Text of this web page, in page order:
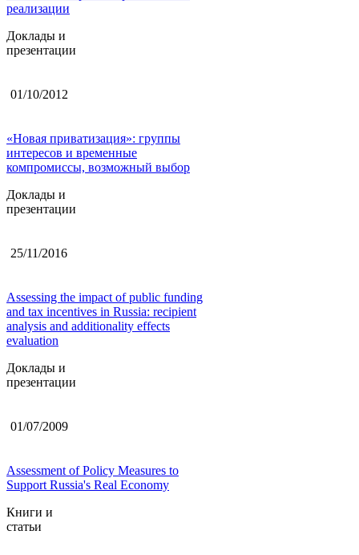
реализации
Доклады и
презентации
01/10/2012
«Новая приватизация»: группы
интересов и временные
компромиссы, возможный выбор
Доклады и
презентации
25/11/2016
Assessing the impact of public funding
and tax incentives in Russia: recipient
analysis and additionality effects
evaluation
Доклады и
презентации
01/07/2009
Assessment of Policy Measures to
Support Russia's Real Economy
Книги и
статьи